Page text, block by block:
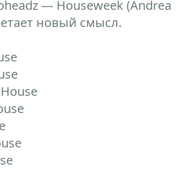
— Houseweek (Andrea
новый смысл.